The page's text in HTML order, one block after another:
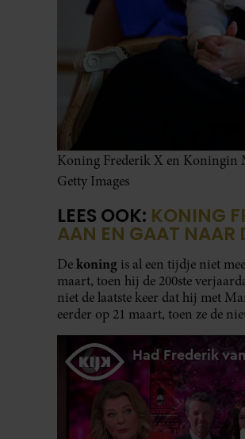
Koning Frederik X en Koningin
Getty Images
LEES OOK: KONING
AAN EN GAAT NAAR
Dekoning is al een tijdje niet
maart, toen hij de 200ste
niet de laatste keer dat hij met
eerder op 21 maart, toen ze de